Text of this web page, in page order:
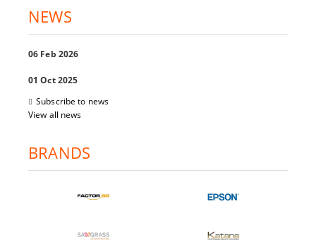
NEWS
06 Feb 2026
01 Oct 2025
Subscribe to news
View all news
BRANDS